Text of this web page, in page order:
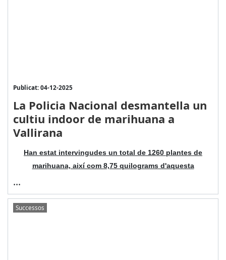
Publicat: 04-12-2025
La Policia Nacional desmantella un
cultiu indoor de marihuana a
Vallirana
Han estat intervingudes un total de 1260 plantes de
marihuana, així com 8,75 quilograms d'aquesta
...
Successos